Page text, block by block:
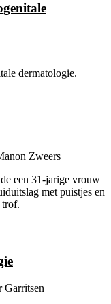
dermatologie.
Zweers
een 31-jarige vrouw
met puistjes en
trof.
Garritsen